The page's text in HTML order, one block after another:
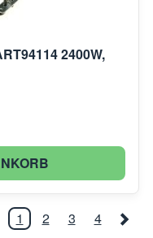
2400W,
1 2 3 4